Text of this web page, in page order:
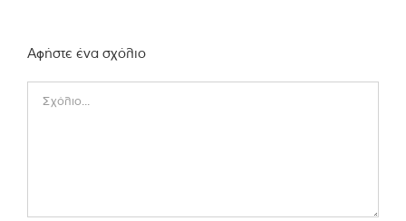
Αφήστε ένα σχόλιο